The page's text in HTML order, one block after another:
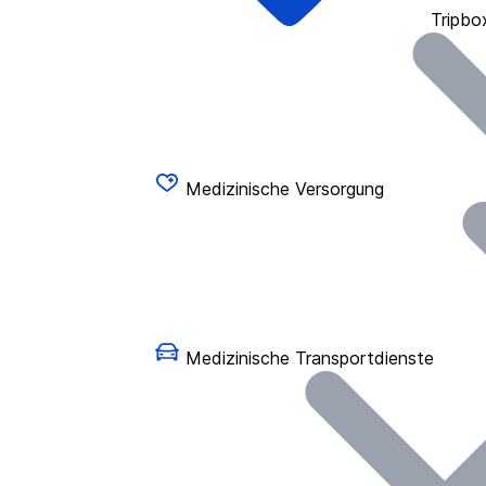
Medizinische Versorgung
Medizinische Transportdienste